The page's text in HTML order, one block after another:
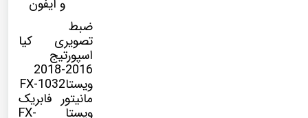
و آیفون
ضبط
تصویری کیا
اسپورتیج
2016-2018
ویستاFX-1032
مانیتور فابریک
ویستا FX-